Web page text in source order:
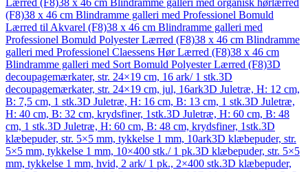
Lærred (F8)38 x 46 cm Blindramme galleri med organisk hørlærred
(F8)38 x 46 cm Blindramme galleri med Professionel Bomuld
Lærred til Akvarel (F8)38 x 46 cm Blindramme galleri med
Professionel Bomuld Polyester Lærred (F8)38 x 46 cm Blindramme
galleri med Professionel Claessens Hør Lærred (F8)38 x 46 cm
Blindramme galleri med Sort Bomuld Polyester Lærred (F8)3D
decoupagemærkater, str. 24×19 cm, 16 ark/ 1 stk.3D
decoupagemærkater, str. 24×19 cm, jul, 16ark3D Juletræ, H: 12 cm,
B: 7,5 cm, 1 stk.3D Juletræ, H: 16 cm, B: 13 cm, 1 stk.3D Juletræ,
H: 40 cm, B: 32 cm, krydsfiner, 1stk.3D Juletræ, H: 60 cm, B: 48
cm, 1 stk.3D Juletræ, H: 60 cm, B: 48 cm, krydsfiner, 1stk.3D
klæbepuder, str. 5×5 mm, tykkelse 1 mm, 10ark3D klæbepuder, str.
5×5 mm, tykkelse 1 mm, 10×400 stk./ 1 pk.3D klæbepuder, str. 5×5
mm, tykkelse 1 mm, hvid, 2 ark/ 1 pk., 2×400 stk.3D klæbepuder,